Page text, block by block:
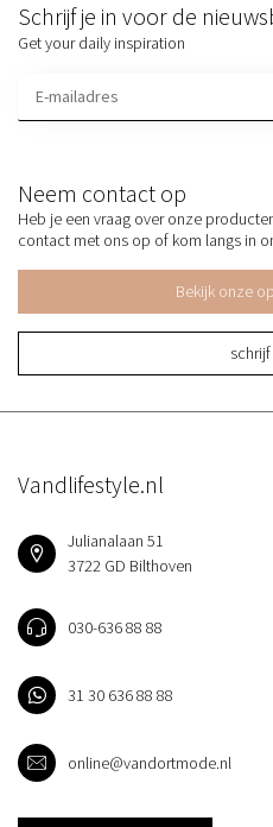
Neem contact op
Heb je een vraag over onze
contact met ons op of kom langs in
Bekijk onze
Schrijf je in voor de
Get your daily inspiration
Vandlifestyle.nl
Julianalaan 51
3722 GD Bilthoven
030-636 88 88
31 30 636 88 88
online@vandortmode.nl